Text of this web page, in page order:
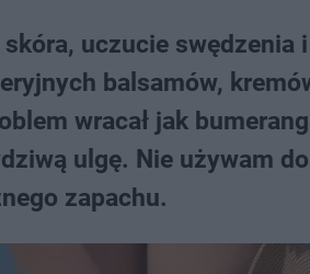
uczucie swędzenia
balsamów,
wracał jak
ulgę. Nie używam
zapachu.